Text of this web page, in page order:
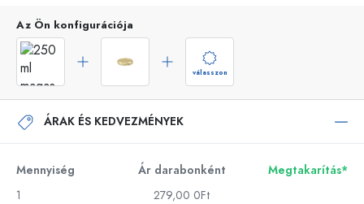
Az Ön konfigurációja
válasszon
ÁRAK ÉS KEDVEZMÉNYEK
Mennyiség Ár darabonként
Megtakarítás*
1
279,00 0Ft